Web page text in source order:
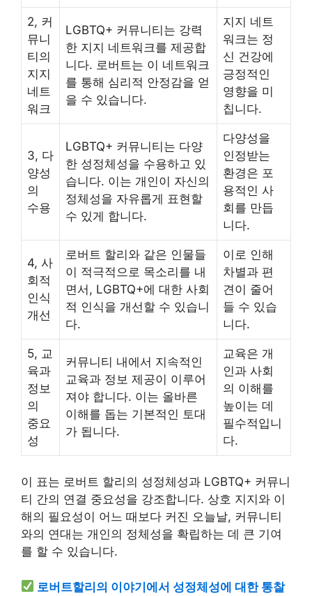
2, 커
뮤니
티의
지지
네트
워크
LGBTQ+ 커뮤니티는 강력
한 지지 네트워크를 제공합
니다. 로버트는 이 네트워크
를 통해 심리적 안정감을 얻
을 수 있습니다.
지지 네트
워크는 정
신 건강에
긍정적인
영향을 미
칩니다.
3, 다
양성
의
수용
LGBTQ+ 커뮤니티는 다양
한 성정체성을 수용하고 있
습니다. 이는 개인이 자신의
정체성을 자유롭게 표현할
수 있게 합니다.
다양성을
인정받는
환경은 포
용적인 사
회를 만듭
니다.
4, 사
회적
인식
개선
로버트 할리와 같은 인물들
이 적극적으로 목소리를 내
면서, LGBTQ+에 대한 사회
적 인식을 개선할 수 있습니
다.
이로 인해
차별과 편
견이 줄어
들 수 있습
니다.
5, 교
육과
정보
의
중요
성
커뮤니티 내에서 지속적인
교육과 정보 제공이 이루어
져야 합니다. 이는 올바른
이해를 돕는 기본적인 토대
가 됩니다.
교육은 개
인과 사회
의 이해를
높이는 데
필수적입니
다.
이 표는 로버트 할리의 성정체성과 LGBTQ+ 커뮤니
티 간의 연결 중요성을 강조합니다. 상호 지지와 이
해의 필요성이 어느 때보다 커진 오늘날, 커뮤니티
와의 연대는 개인의 정체성을 확립하는 데 큰 기여
를 할 수 있습니다.
로버트할리의 이야기에서 성정체성에 대한 통찰